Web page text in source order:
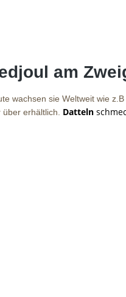
am
wachsen sie Weltweit wie
erhältlich. Datteln